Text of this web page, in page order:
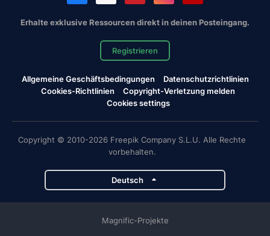
Erhalte exklusive Ressourcen direkt in deinen Posteingang.
Registrieren
Allgemeine Geschäftsbedingungen
Datenschutzrichtlinien
Cookies-Richtlinien
Copyright-Verletzung melden
Cookies settings
Copyright © 2010-2026 Freepik Company S.L.U. Alle Rechte
vorbehalten.
Deutsch
Magnific-Projekte